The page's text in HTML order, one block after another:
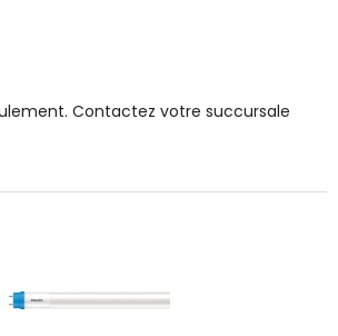
Contactez votre succursale